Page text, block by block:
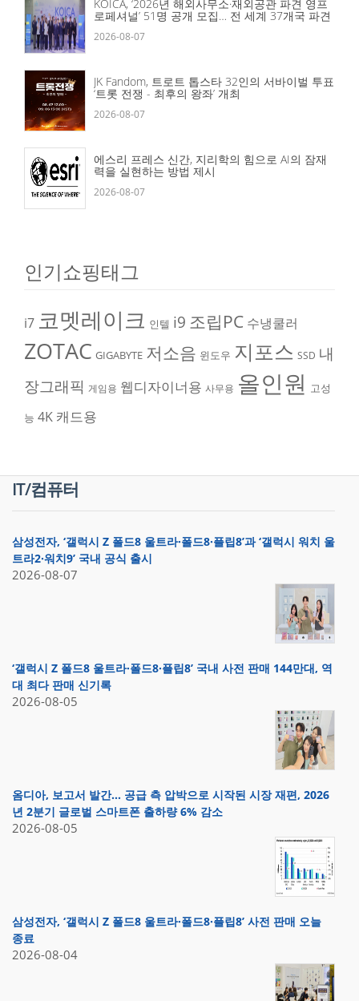
KOICA, ‘2026년 해외사무소·재외공관 파견 영프
로페셔널’ 51명 공개 모집… 전 세계 37개국 파견
2026-08-07
JK Fandom, 트로트 톱스타 32인의 서바이벌 투표
‘트롯 전쟁 - 최후의 왕좌’ 개최
2026-08-07
에스리 프레스 신간, 지리학의 힘으로 AI의 잠재
력을 실현하는 방법 제시
2026-08-07
인기쇼핑태그
i7 코멧레이크 인텔 i9 조립PC 수냉쿨러
ZOTAC GIGABYTE 저소음 윈도우 지포스 SSD 내
장그래픽 게임용 웹디자이너용 사무용 올인원 고성
능 4K 캐드용
IT/컴퓨터
삼성전자, ‘갤럭시 Z 폴드8 울트라·폴드8·플립8’과 ‘갤럭시 워치 울
트라2·워치9’ 국내 공식 출시
2026-08-07
‘갤럭시 Z 폴드8 울트라·폴드8·플립8’ 국내 사전 판매 144만대, 역
대 최다 판매 신기록
2026-08-05
옴디아, 보고서 발간… 공급 측 압박으로 시작된 시장 재편, 2026
년 2분기 글로벌 스마트폰 출하량 6% 감소
2026-08-05
삼성전자, ‘갤럭시 Z 폴드8 울트라·폴드8·플립8’ 사전 판매 오늘
종료
2026-08-04